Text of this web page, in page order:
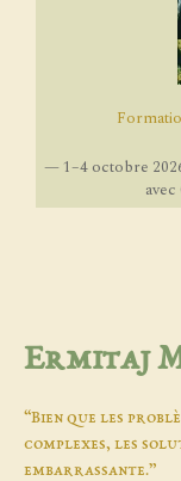
— 1–4 octobre
Ermitaj
“Bien que les
complexes, les
embarrassante.”